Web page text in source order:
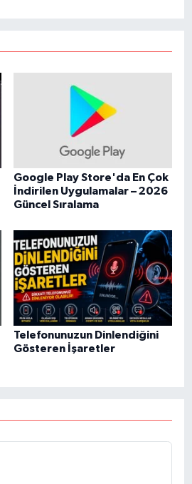
Google Play Store'da En Çok
İndirilen Uygulamalar – 2026
Güncel Sıralama
Telefonunuzun Dinlendiğini
Gösteren İşaretler